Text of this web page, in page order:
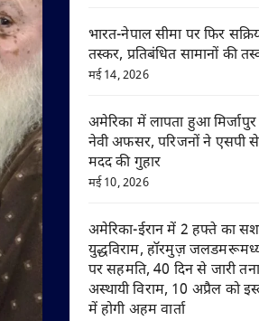
भारत-नेपाल सीमा पर फिर
तस्कर, प्रतिबंधित सामानों की
मई 14, 2026
अमेरिका में लापता हुआ मिर्जापुर
नेवी अफसर, परिजनों ने एसपी
मदद की गुहार
मई 10, 2026
अमेरिका-ईरान में 2 हफ्ते का
युद्धविराम, हॉरमुज़
पर सहमति, 40 दिन से जारी
अस्थायी विराम, 10 अप्रैल को
में होगी अहम वार्ता